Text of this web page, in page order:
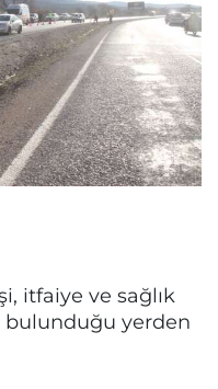
itfaiye ve sağlık
yerden